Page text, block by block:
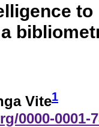
Vite1
0000-0001-